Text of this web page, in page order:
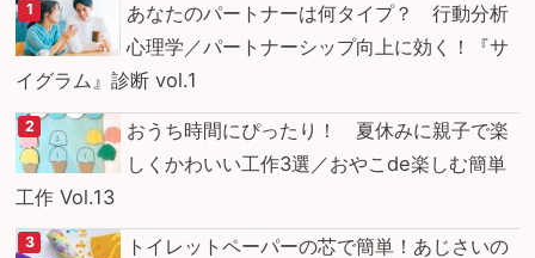
あなたのパートナーは何タイプ？ 行動分析
心理学／パートナーシップ向上に効く！『サ
イグラム』診断 vol.1
おうち時間にぴったり！ 夏休みに親子で楽
しくかわいい工作3選／おやこde楽しむ簡単
工作 Vol.13
トイレットペーパーの芯で簡単！あじさいの